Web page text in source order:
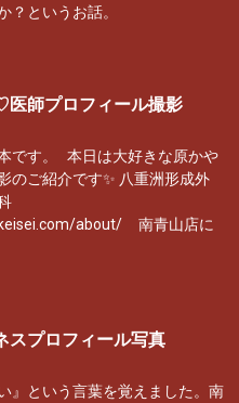
？というお話。
師プロフィール撮影
です。 本日は大好きな原かや
のご紹介です✨ 八重洲形成外
about/ 南青山店に
スプロフィール写真
』という言葉を覚えました。南